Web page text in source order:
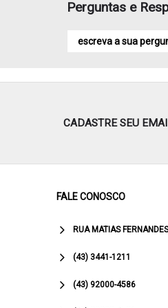
Perguntas e
CADASTRE SEU
FALE CONOSCO
RUA MATIAS
(43) 3441-1211
(43) 92000-4586